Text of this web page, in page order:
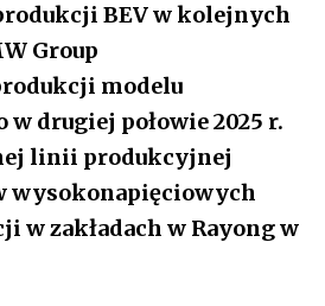
BEV w kolejnych
Group
modelu
drugiej połowie 2025 r.
linii produkcyjnej
wysokonapięciowych
w zakładach w Rayong w